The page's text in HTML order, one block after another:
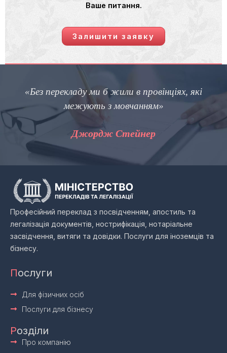
Ваше питання.
Залишити заявку
«Без перекладу ми б жили в провінціях, які
межують з мовчанням»
Джордж Стейнер
Професійний переклад з посвідченням, апостиль та
легалізація документів, нострифікація, нотаріальне
засвідчення, витяги та довідки. Послуги для іноземців та
бізнесу.
Послуги
Для фізичних осіб
Послуги для бізнесу
Розділи
Про компанію